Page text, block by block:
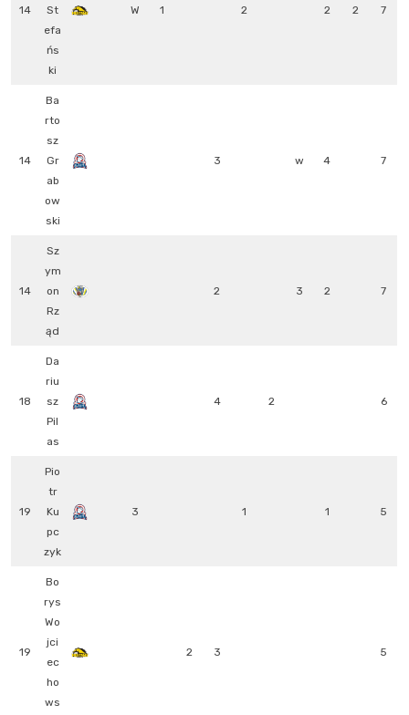
14
St
efa
ńs
ki
W 1 2 2 2 7
14
Ba
rto
sz
Gr
ab
ow
ski
3 w 4 7
14
Sz
ym
on
Rz
ąd
2 3 2 7
18
Da
riu
sz
Pil
as
4 2 6
19
Pio
tr
Ku
pc
zyk
3 1 1 5
19
Bo
rys
Wo
jci
ec
ho
ws
2 3 5